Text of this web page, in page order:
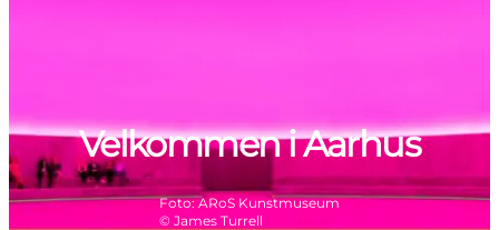
Velkommen i Aarhus
Foto: ARoS Kunstmuseum
© James Turrell